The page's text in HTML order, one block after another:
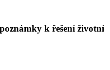
k řešení životní